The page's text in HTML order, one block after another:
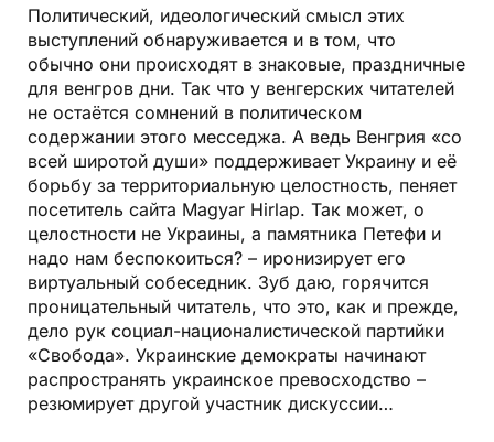
Политический, идеологический смысл этих
выступлений обнаруживается и в том, что
обычно они происходят в знаковые, праздничные
для венгров дни. Так что у венгерских читателей
не остаётся сомнений в политическом
содержании этого месседжа. А ведь Венгрия «со
всей широтой души» поддерживает Украину и её
борьбу за территориальную целостность, пеняет
посетитель сайта Magyar Hirlap. Так может, о
целостности не Украины, а памятника Петефи и
надо нам беспокоиться? – иронизирует его
виртуальный собеседник. Зуб даю, горячится
проницательный читатель, что это, как и прежде,
дело рук социал-националистической партийки
«Свобода». Украинские демократы начинают
распространять украинское превосходство –
резюмирует другой участник дискуссии…